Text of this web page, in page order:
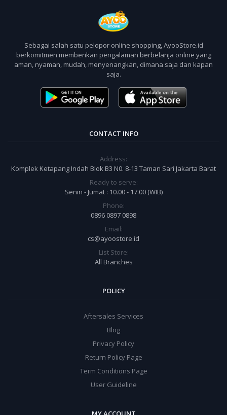
Sebagai salah satu pelopor online shopping, AyooStore.id
berkomitmen memberikan pengalaman berbelanja online yang
aman, nyaman, mudah, menyenangkan, dimana saja dan kapan
saja.
CONTACT INFO
Address:
Komplek Ketapang Indah Blok B3 N0. 8-13 Taman Sari Jakarta Barat
Ready to serve:
Senin - Jumat : 10.00 - 17.00 (WIB)
Phone:
0896 0897 0898
Email:
cs@ayoostore.id
List Store:
All Branches
POLICY
Aftersales Services
Blog
Privacy Policy
Return Policy Page
Term Conditions Page
User Guideline